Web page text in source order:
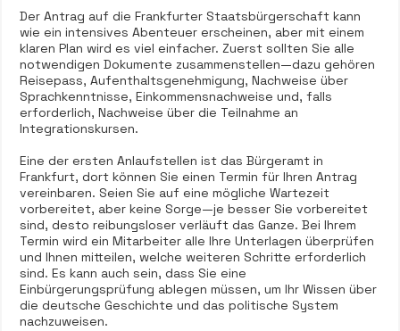
Der Antrag auf die Frankfurter Staatsbürgerschaft kann
wie ein intensives Abenteuer erscheinen, aber mit einem
klaren Plan wird es viel einfacher. Zuerst sollten Sie alle
notwendigen Dokumente zusammenstellen—dazu gehören
Reisepass, Aufenthaltsgenehmigung, Nachweise über
Sprachkenntnisse, Einkommensnachweise und, falls
erforderlich, Nachweise über die Teilnahme an
Integrationskursen.
Eine der ersten Anlaufstellen ist das Bürgeramt in
Frankfurt, dort können Sie einen Termin für Ihren Antrag
vereinbaren. Seien Sie auf eine mögliche Wartezeit
vorbereitet, aber keine Sorge—je besser Sie vorbereitet
sind, desto reibungsloser verläuft das Ganze. Bei Ihrem
Termin wird ein Mitarbeiter alle Ihre Unterlagen überprüfen
und Ihnen mitteilen, welche weiteren Schritte erforderlich
sind. Es kann auch sein, dass Sie eine
Einbürgerungsprüfung ablegen müssen, um Ihr Wissen über
die deutsche Geschichte und das politische System
nachzuweisen.